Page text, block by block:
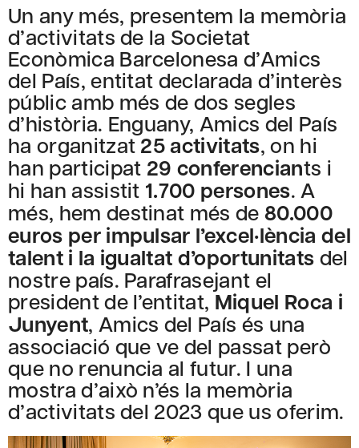
Un any més, presentem la memòria
d’activitats de la Societat
Econòmica Barcelonesa d’Amics
del País, entitat declarada d’interès
públic amb més de dos segles
d’història. Enguany, Amics del País
ha organitzat25 activitats, on hi
han participat 29 conferenciants i
hi han assistit 1.700 persones. A
més, hem destinat més de 80.000
euros per impulsar l’excel·lència del
talent i la igualtat d’oportunitats del
nostre país. Parafrasejant el
president de l’entitat,Miquel Roca i
Junyent, Amics del País és una
associació que ve del passat però
que no renuncia al futur. I una
mostra d’això n’és la memòria
d’activitats del 2023 que us oferim.